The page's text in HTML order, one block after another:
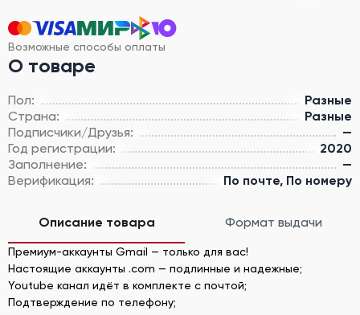
Возможные способы оплаты
О товаре
Пол:
Разные
Страна:
Разные
Подписчики/Друзья:
—
Год регистрации:
2020
Заполнение:
—
Верификация:
По почте, По номеру
Описание товара Формат выдачи
Премиум-аккаунты Gmail — только для вас!
Настоящие аккаунты .com — подлинные и надежные;
Youtube канал идёт в комплекте с почтой;
Подтверждение по телефону;